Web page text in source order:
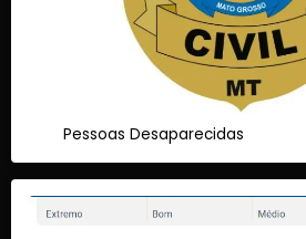
Pessoas Desaparecidas